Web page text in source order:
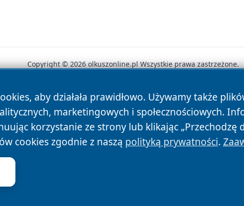
aby działała prawidłowo. Używamy także
marketingowych i społecznościowych.
korzystanie ze strony lub klikając „Przechodzę
cookies zgodnie z naszą polityką prywatności.
Copyright © 2026 olkuszonline.pl Wszystkie prawa zastrzeżone.
News Autorzy Polityka Prywatności Polityka